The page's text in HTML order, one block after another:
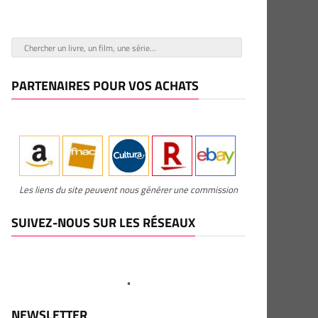
PARTENAIRES POUR VOS ACHATS
Les liens du site peuvent nous générer une commission
SUIVEZ-NOUS SUR LES RÉSEAUX